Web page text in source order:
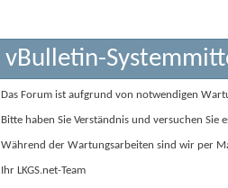
vBulletin-
Das Forum ist aufgrund von notwendigen
Bitte haben Sie Verständnis und versuchen Sie
Während der Wartungsarbeiten sind wir per
Ihr LKGS.net-Team